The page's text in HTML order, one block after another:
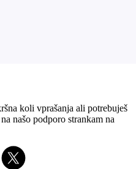
koli vprašanja ali potrebuješ
našo podporo strankam na